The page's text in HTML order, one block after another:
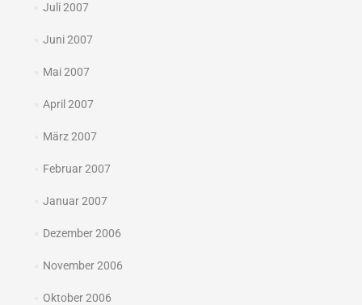
Juli 2007
Juni 2007
Mai 2007
April 2007
März 2007
Februar 2007
Januar 2007
Dezember 2006
November 2006
Oktober 2006